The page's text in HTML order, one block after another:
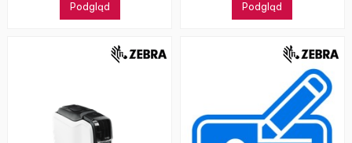
Podgląd Podgląd